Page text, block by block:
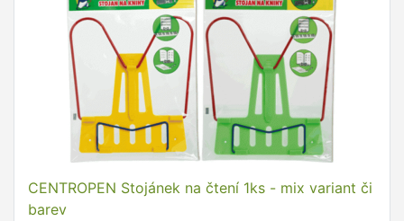
CENTROPEN Stojánek na čtení 1ks - mix variant či
barev